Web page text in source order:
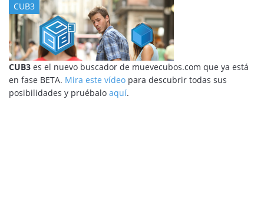
CUB3
CUB3 es el nuevo buscador de muevecubos.com que ya está
en fase BETA. Mira este vídeo para descubrir todas sus
posibilidades y pruébalo aquí.